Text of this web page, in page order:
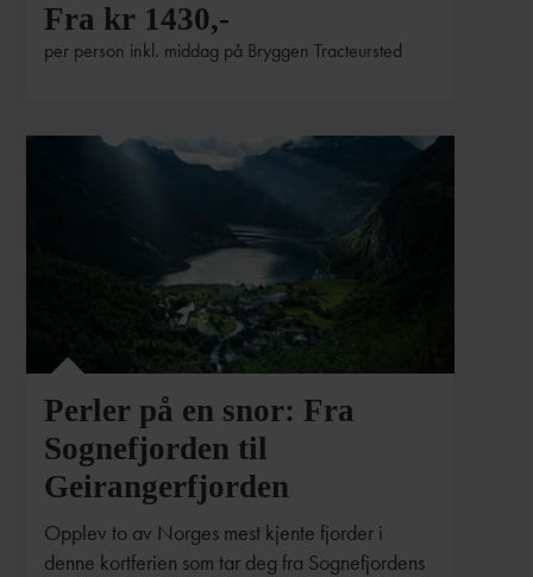
Fra kr 1430,-
per person inkl. middag på Bryggen Tracteursted
Perler på en snor: Fra
Sognefjorden til
Geirangerfjorden
Opplev to av Norges mest kjente fjorder i
denne kortferien som tar deg fra Sognefjordens